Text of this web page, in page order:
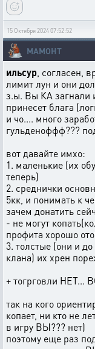
15 Октября 2024 07:52:52
МАМОНТ
ильсур, согласен,
лимит лун и они
з.ы. Вы КА загнали
принесет блага
и чо.... много
гульденоффф???
вот давайте имхо:
1. маленькие (их
теперь)
2. среднички
5кк, и понимать к
зачем донатить
- не могут
профита хорошо
3. толстые (они и
клана) их хрен
+ тогрговли НЕТ...
так на кого
копает, ни кто не
в игру ВЫ??? нет)
поэтому еще раз